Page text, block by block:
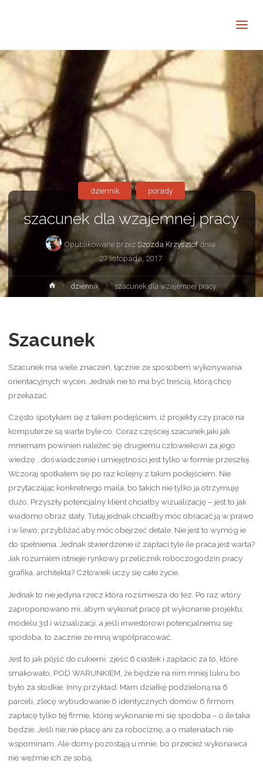
szacunek dla wzajemnej pracy
Opublikowane przezSzozda Krzysztofdnia
27 listopada, 2017
dziennik porady
Strona
główna
dziennik szacunek dla wzajemnej pracy
Szacunek
Szacunek ma wiele znaczeń, łącznie ze sposobem wykonywania
orientacyjnych wycen. Jednak nie to ma być treścią, którą chcę
przekazać.
Często spotykam się z takim podejściem, iż projekty czy prace na
komputerze są warte byle co. Coraz częściej szacunek jaki jak
mniemam powinien należeć się drugiemu człowiekowi za jego
wiedzę , doświadczenie i umiejętności jest tylko w formie przeszłej.
Wczoraj spotkałem się po raz kolejny z takim podejściem. Nie
przytaczając konkretnego maila, bo takich nie tylko ja otrzymuję
dużo. Przyszły potencjalny klient chciałby wizualizację – jest to jak
wiadomo obraz stały. Tutaj jednak chciałby móc obracać ją w prawo
i w lewo, przybliżać aby móc obejrzeć detale. Nie jest to wymóg ie
do spełnienia. Jednak stwierdzenie iż zapłaci tyle ile praca jest warta?
Jak rozumiem istnieje rynkowy przelicznik roboczogodzin pracy
grafika, architekta? Człowiek uczy się całe życie.
Jednak to nie jedyna rzecz która rozśmiesza do łez. Po raz wtóry
zaproponowano mi, abym wykonał pracę pt wykonanie projektu,
modelu 3d i wizualizacji, a jeśli inwestorowi potencjalnemu się
spodoba, to zacznie ze mną współpracować.
Jest to jak pójść do cukierni, zjeść 6 ciastek i zapłacić za to, które
smakowało, POD WARUNKIEM, że będzie na nim mniej lukru bo
było za słodkie. Inny przykład: Mam działkę podzieloną na 6
parceli, zlecę wybudowanie 6 identycznych domów 6 firmom,
zapłacę tylko tej firmie, której wykonanie mi się spodoba – o ile taka
będzie. Jeśli nie,nie płacę ani za robociznę, a o materiałach nie
wspominam. Ale domy pozostają u mnie, bo przecież wykonawca
nie weźmie ich ze sobą.